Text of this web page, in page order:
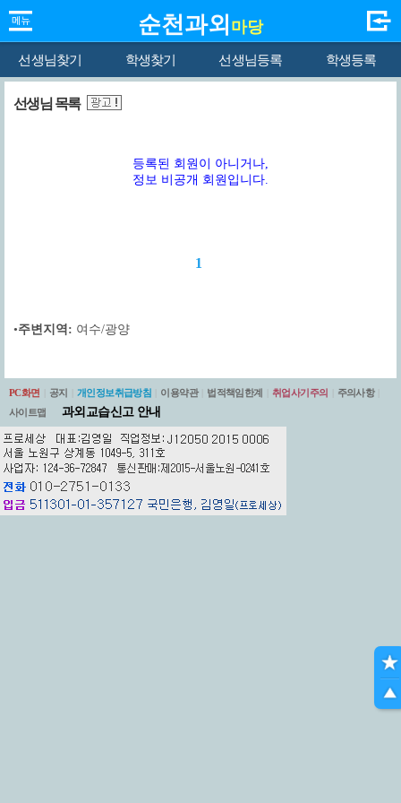
순천과외 마당
선생님찾기 학생찾기 선생님등록 학생등록
선생님 목록
등록된 회원이 아니거나,
정보 비공개 회원입니다.
1
•주변지역: 여수/광양
PC화면 공지 개인정보취급방침 이용약관 법적책임한계 취업사기주의 주의사항
사이트맵
과외교습신고 안내